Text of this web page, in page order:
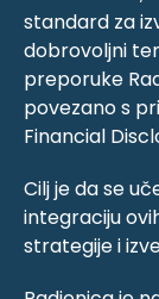
standard za
dobrovoljni
preporuke
povezano s
Financial
Cilj je da se
integraciju
strategije i